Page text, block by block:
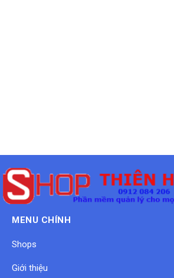
MENU CHÍNH
Shops
Giới thiệu